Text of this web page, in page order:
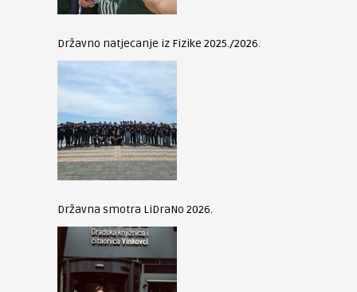
Državno natjecanje iz Fizike 2025./2026.
Državna smotra LiDraNo 2026.